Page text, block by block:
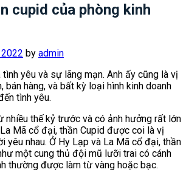
cupid của phòng kinh
by admin
yêu và sự lãng mạn. Anh ấy cũng là vị
bán hàng, và bất kỳ loại hình kinh doanh
tình yêu.
nhiều thế kỷ trước và có ảnh hưởng rất lớn
Mã cổ đại, thần Cupid được coi là vị
yêu nhau. Ở Hy Lạp và La Mã cổ đại, thần
một cung thủ đội mũ lưỡi trai có cánh
thường được làm từ vàng hoặc bạc.